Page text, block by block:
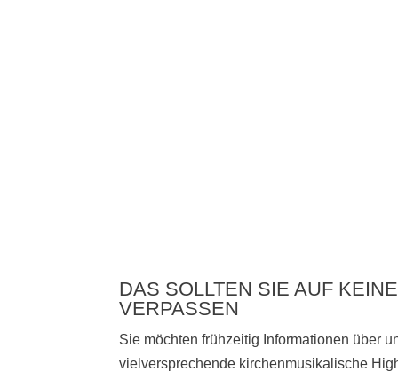
DAS SOLLTEN SIE AUF
VERPASSEN
Sie möchten frühzeitig Informationen über
vielversprechende kirchenmusikalische